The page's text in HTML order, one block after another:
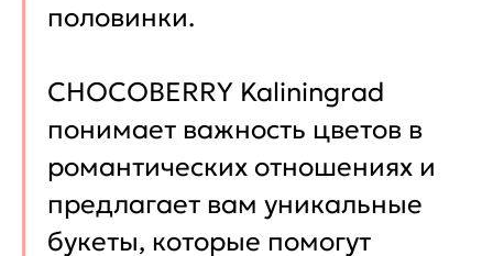
половинки.
CHOCOBERRY Kaliningrad
понимает важность цветов в
романтических отношениях и
предлагает вам уникальные
букеты, которые помогут